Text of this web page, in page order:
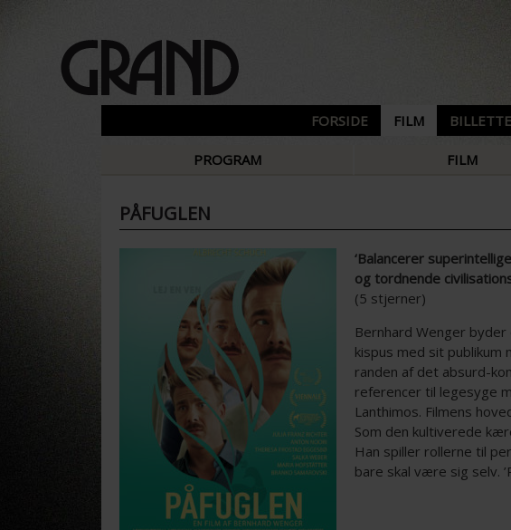
FORSIDE FILM
PROGRAM FILM
PÅFUGLEN
‘Balancerer
og tordnende
(5 stjerner)
Bernhard Wenger
kispus med sit publikum
randen af det absurd-
referencer til legesyge
Lanthimos. Filmens
Som den kultiverede
Han spiller rollerne til
bare skal være sig selv.